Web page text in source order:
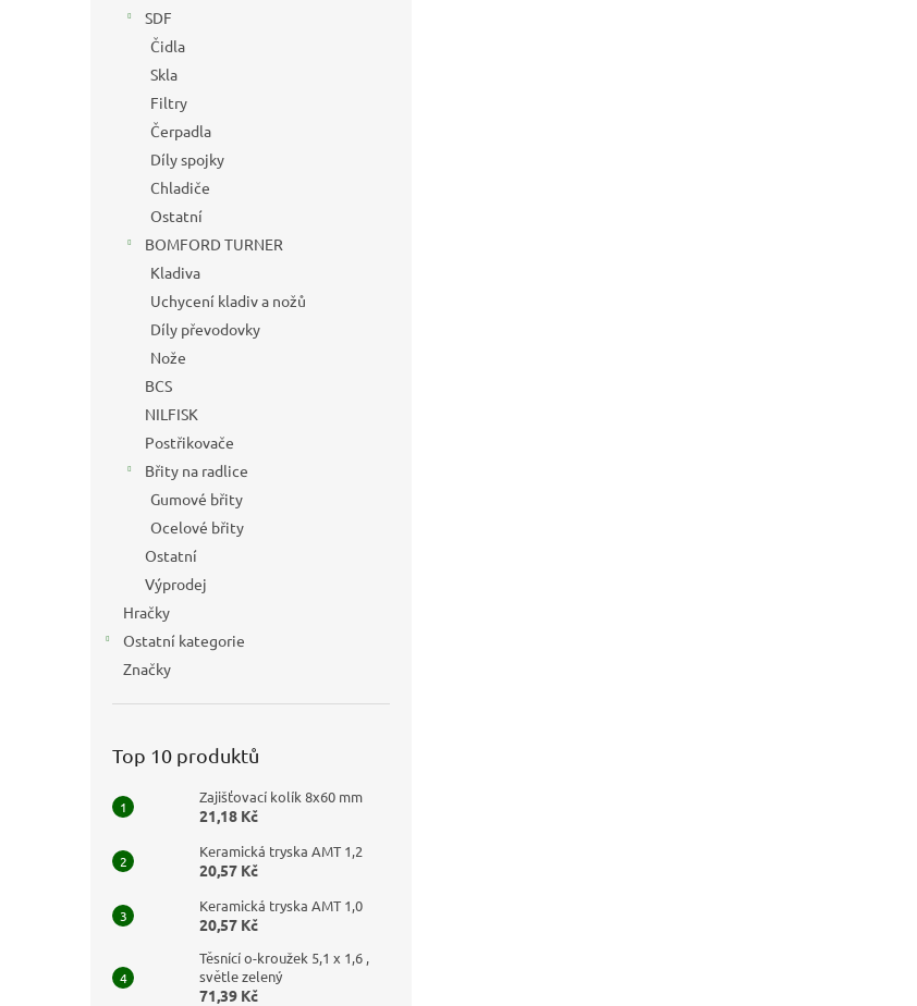
SDF
Čidla
Skla
Filtry
Čerpadla
Díly spojky
Chladiče
Ostatní
BOMFORD TURNER
Kladiva
Uchycení kladiv a nožů
Díly převodovky
Nože
BCS
NILFISK
Postřikovače
Břity na radlice
Gumové břity
Ocelové břity
Ostatní
Výprodej
Hračky
Ostatní kategorie
Značky
Top 10 produktů
Zajišťovací kolík 8x60 mm
21,18 Kč
Keramická tryska AMT 1,2
20,57 Kč
Keramická tryska AMT 1,0
20,57 Kč
Těsnící o-kroužek 5,1 x 1,6 ,
světle zelený
71,39 Kč